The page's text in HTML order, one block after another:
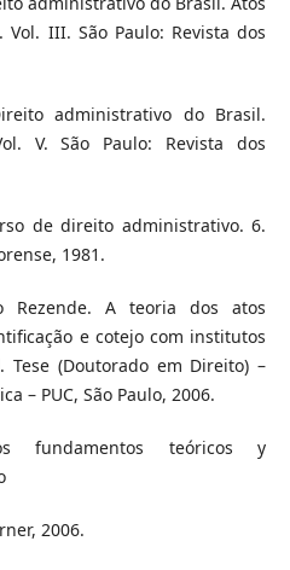
III. São Paulo: Revista dos
administrativo do Brasil.
V. São Paulo: Revista dos
de direito administrativo. 6.
1981.
Rezende. A teoria dos atos
e cotejo com institutos
Tese (Doutorado em Direito) –
– PUC, São Paulo, 2006.
fundamentos teóricos y
2006.